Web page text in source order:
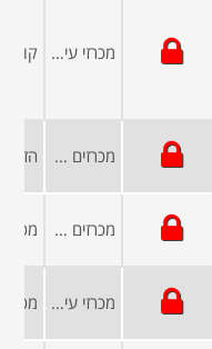
מכרזי עיריות ומועצות
מכרזים פומביים
מכרזים ממשלתיים
מכרזי עיריות ומועצות